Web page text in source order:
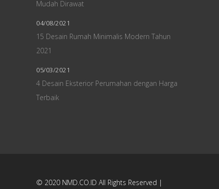
Mudah Dirawat
04/08/2021
15 Desain Rumah Minimalis Modern Tahun
2021
05/03/2021
4 Desain Eksterior Perumahan dengan Harga
Terbaik
© 2020 NMD.CO.ID All Rights Reserved |